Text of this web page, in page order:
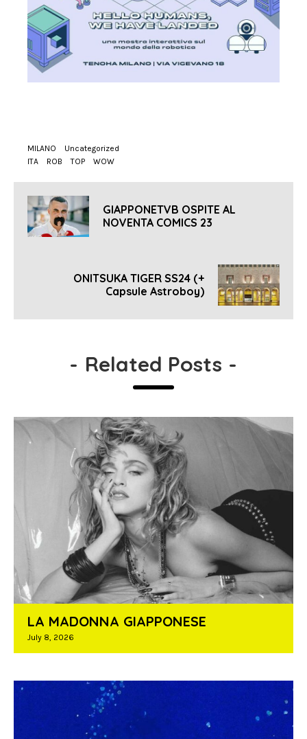
MILANO
Uncategorized
ITA
ROB TOP WOW
GIAPPONETVB OSPITE AL
NOVENTA COMICS 23
ONITSUKA TIGER SS24 (+
Capsule Astroboy)
- Related Posts -
LA MADONNA GIAPPONESE
July 8, 2026